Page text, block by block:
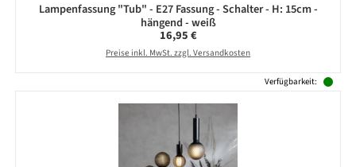
Lampenfassung "Tub" - E27 Fassung - Schalter - H: 15cm -
hängend - weiß
Regulärer Preis:
16,95 €
Preise inkl. MwSt. zzgl. Versandkosten
Verfügbarkeit: